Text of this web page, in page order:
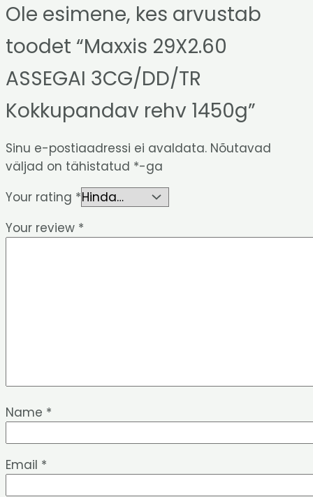
Ole esimene, kes arvustab
toodet “Maxxis 29X2.60
ASSEGAI 3CG/DD/TR
Kokkupandav rehv 1450g”
Sinu e-postiaadressi ei avaldata. Nõutavad
väljad on tähistatud *-ga
Your rating *
Your review *
Name *
Email *